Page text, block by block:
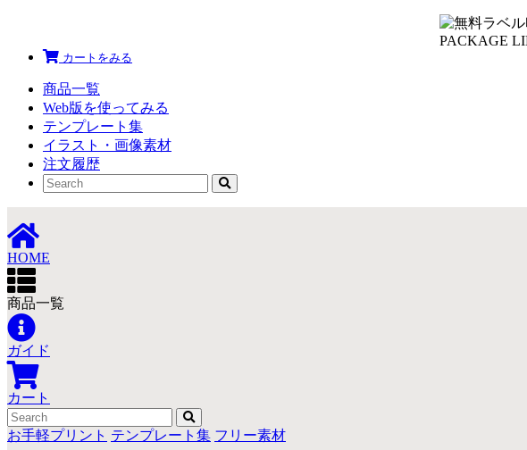
カートをみる
商品一覧
Web版を使ってみる
テンプレート集
イラスト・画像素材
注文履歴
HOME
商品一覧
ガイド
カート
お手軽プリント テンプレート集 フリー素材